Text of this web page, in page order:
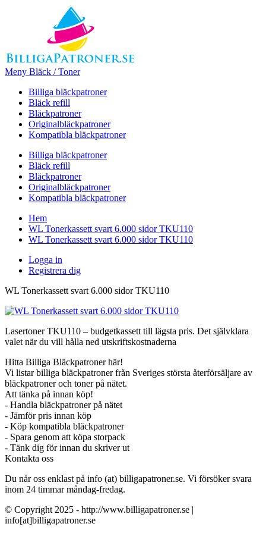
Meny Bläck / Toner
Billiga bläckpatroner
Bläck refill
Bläckpatroner
Originalbläckpatroner
Kompatibla bläckpatroner
Billiga bläckpatroner
Bläck refill
Bläckpatroner
Originalbläckpatroner
Kompatibla bläckpatroner
Hem
WL Tonerkassett svart 6.000 sidor TKU110
WL Tonerkassett svart 6.000 sidor TKU110
Logga in
Registrera dig
WL Tonerkassett svart 6.000 sidor TKU110
Lasertoner TKU110 – budgetkassett till lägsta pris. Det självklara
valet när du vill hålla ned utskriftskostnaderna
Hitta Billiga Bläckpatroner här!
Vi listar billiga bläckpatroner från Sveriges största återförsäljare av
bläckpatroner och toner på nätet.
Att tänka på innan köp!
- Handla bläckpatroner på nätet
- Jämför pris innan köp
- Köp kompatibla bläckpatroner
- Spara genom att köpa storpack
- Tänk dig för innan du skriver ut
Kontakta oss
Du når oss enklast på info (at) billigapatroner.se. Vi försöker svara
inom 24 timmar måndag-fredag.
© Copyright 2025 - http://www.billigapatroner.se |
info[at]billigapatroner.se